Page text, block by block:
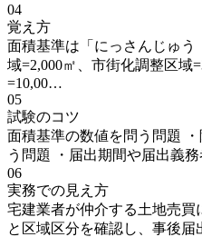
04
覚え方
面積基準は「にっさんじゅう
域=2,000㎡、市街化調整区域
=10,00…
05
試験のコツ
面積基準の数値を問う問題
う問題 ・届出期間や届出義
06
実務での見え方
宅建業者が仲介する土地売
と区域区分を確認し、事後